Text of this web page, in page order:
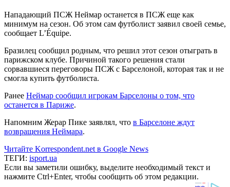
Нападающий ПСЖ Неймар останется в ПСЖ еще как
минимум на сезон. Об этом сам футболист заявил своей семье,
сообщает L’Équipe.
Бразилец сообщил родным, что решил этот сезон отыграть в
парижском клубе. Причиной такого решения стали
сорвавшиеся переговоры ПСЖ с Барселоной, которая так и не
смогла купить футболиста.
Ранее Неймар сообщил игрокам Барселоны о том, что
останется в Париже.
Напомним Жерар Пике заявлял, что в Барселоне ждут
возвращения Неймара.
Читайте Korrespondent.net в Google News
ТЕГИ: isport.ua
Если вы заметили ошибку, выделите необходимый текст и
нажмите Ctrl+Enter, чтобы сообщить об этом редакции.